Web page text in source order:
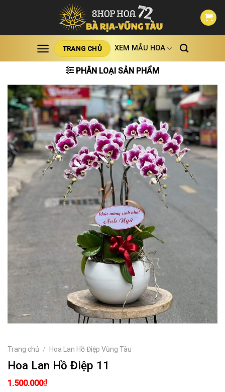
TRANG CHỦ XEM MẪU HOA
PHÂN LOẠI SẢN PHẨM
Trang chủ / Hoa Lan Hồ Điệp Vũng Tàu
Hoa Lan Hồ Điệp 11
1.500.000₫